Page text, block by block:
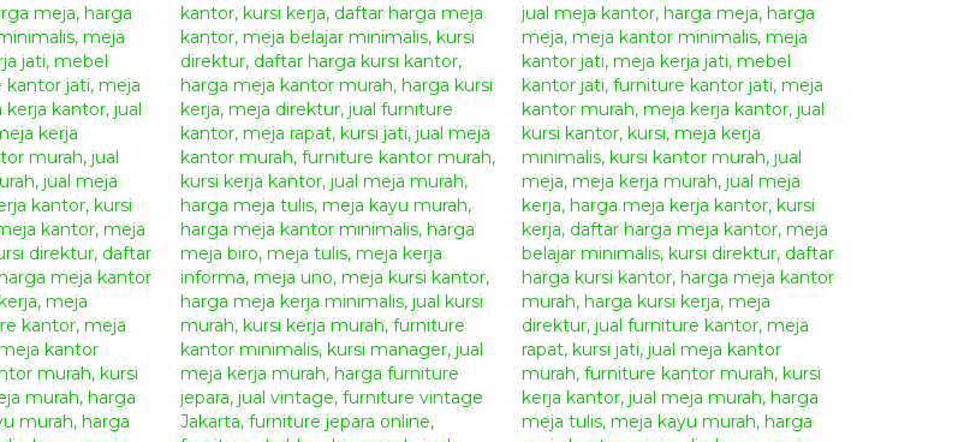
Meja Kantor Terbaru jepara– merupakan sebuah desain meja kerja model klasik minimalis dengan
hiasan aksen yang simpel dan elegan.Meja Kerja Eksekutif Jati Winstonini mempunyai model
desain furniture klasik modern yang sangat cantik untuk melengkapi ruangan kerja anda. Dengan
bahan kayu berkualitas akan menjamin ketahanan meja kerja ini.Meja Kerja Eksekutif Jati Winston
sangat cocok untuk mengisi ruang rumah anda yang bergaya klasik dan modern. Sangat cocok untuk
mempercantik ruangan rumah anda yang bergaya klasik modern. Lengkapi ruangan rumah anda agar
semakin menarik dan nyaman dengan berbagai model produkfurniturebuatan kami.